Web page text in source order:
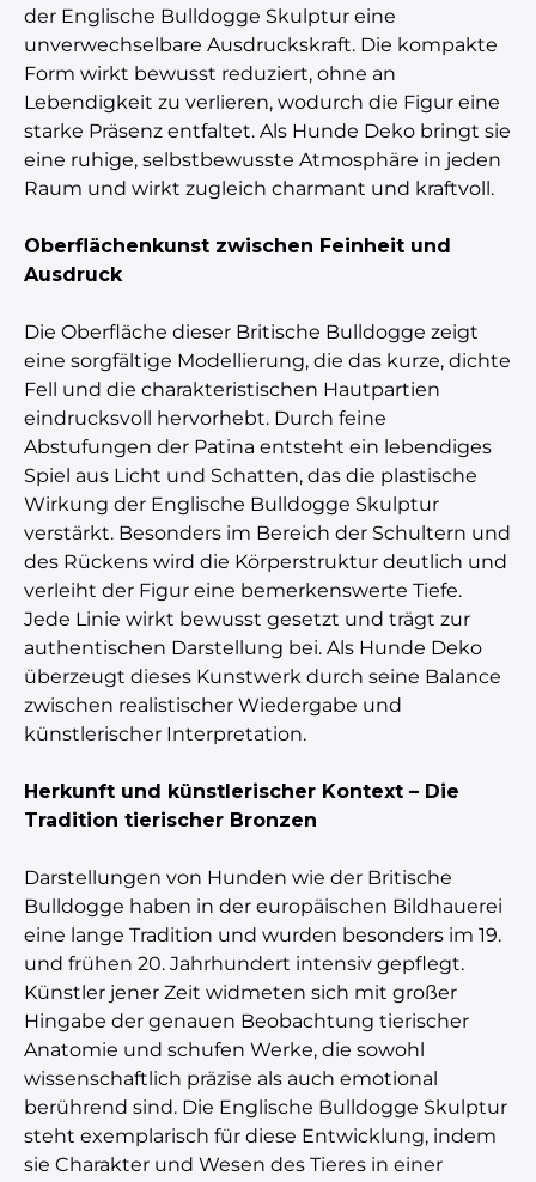
der Englische Bulldogge Skulptur eine
unverwechselbare Ausdruckskraft. Die kompakte
Form wirkt bewusst reduziert, ohne an
Lebendigkeit zu verlieren, wodurch die Figur eine
starke Präsenz entfaltet. Als Hunde Deko bringt sie
eine ruhige, selbstbewusste Atmosphäre in jeden
Raum und wirkt zugleich charmant und kraftvoll.
Oberflächenkunst zwischen Feinheit und
Ausdruck
Die Oberfläche dieser Britische Bulldogge zeigt
eine sorgfältige Modellierung, die das kurze, dichte
Fell und die charakteristischen Hautpartien
eindrucksvoll hervorhebt. Durch feine
Abstufungen der Patina entsteht ein lebendiges
Spiel aus Licht und Schatten, das die plastische
Wirkung der Englische Bulldogge Skulptur
verstärkt. Besonders im Bereich der Schultern und
des Rückens wird die Körperstruktur deutlich und
verleiht der Figur eine bemerkenswerte Tiefe.
Jede Linie wirkt bewusst gesetzt und trägt zur
authentischen Darstellung bei. Als Hunde Deko
überzeugt dieses Kunstwerk durch seine Balance
zwischen realistischer Wiedergabe und
künstlerischer Interpretation.
Herkunft und künstlerischer Kontext – Die
Tradition tierischer Bronzen
Darstellungen von Hunden wie der Britische
Bulldogge haben in der europäischen Bildhauerei
eine lange Tradition und wurden besonders im 19.
und frühen 20. Jahrhundert intensiv gepflegt.
Künstler jener Zeit widmeten sich mit großer
Hingabe der genauen Beobachtung tierischer
Anatomie und schufen Werke, die sowohl
wissenschaftlich präzise als auch emotional
berührend sind. Die Englische Bulldogge Skulptur
steht exemplarisch für diese Entwicklung, indem
sie Charakter und Wesen des Tieres in einer